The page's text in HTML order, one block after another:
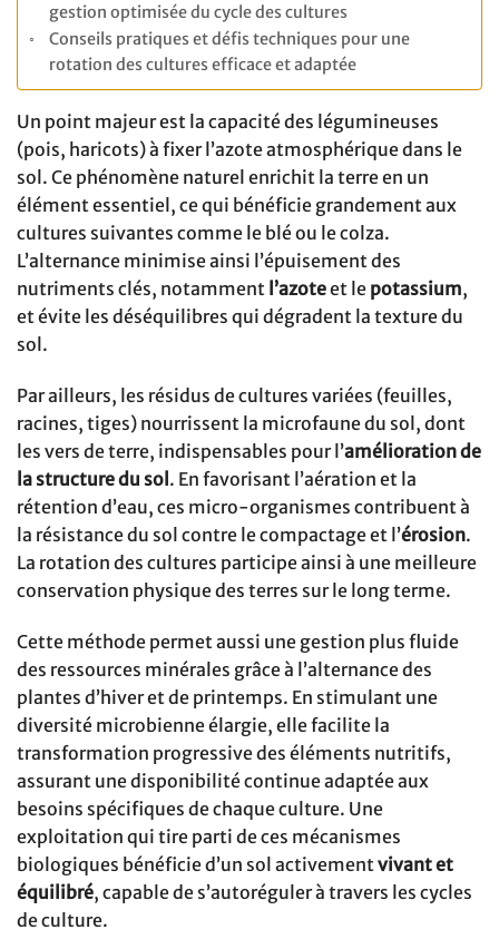
gestion optimisée du cycle des cultures
Conseils pratiques et défis techniques pour une
rotation des cultures efficace et adaptée
Un point majeur est la capacité des légumineuses
(pois, haricots) à fixer l’azote atmosphérique dans le
sol. Ce phénomène naturel enrichit la terre en un
élément essentiel, ce qui bénéficie grandement aux
cultures suivantes comme le blé ou le colza.
L’alternance minimise ainsi l’épuisement des
nutriments clés, notamment l’azoteet le potassium,
et évite les déséquilibres qui dégradent la texture du
sol.
Par ailleurs, les résidus de cultures variées (feuilles,
racines, tiges) nourrissent la microfaune du sol, dont
les vers de terre, indispensables pour l’amélioration de
la structure du sol. En favorisant l’aération et la
rétention d’eau, ces micro-organismes contribuent à
la résistance du sol contre le compactage et l’érosion.
La rotation des cultures participe ainsi à une meilleure
conservation physique des terres sur le long terme.
Cette méthode permet aussi une gestion plus fluide
des ressources minérales grâce à l’alternance des
plantes d’hiver et de printemps. En stimulant une
diversité microbienne élargie, elle facilite la
transformation progressive des éléments nutritifs,
assurant une disponibilité continue adaptée aux
besoins spécifiques de chaque culture. Une
exploitation qui tire parti de ces mécanismes
biologiques bénéficie d’un sol activement vivant et
équilibré, capable de s’autoréguler à travers les cycles
de culture.